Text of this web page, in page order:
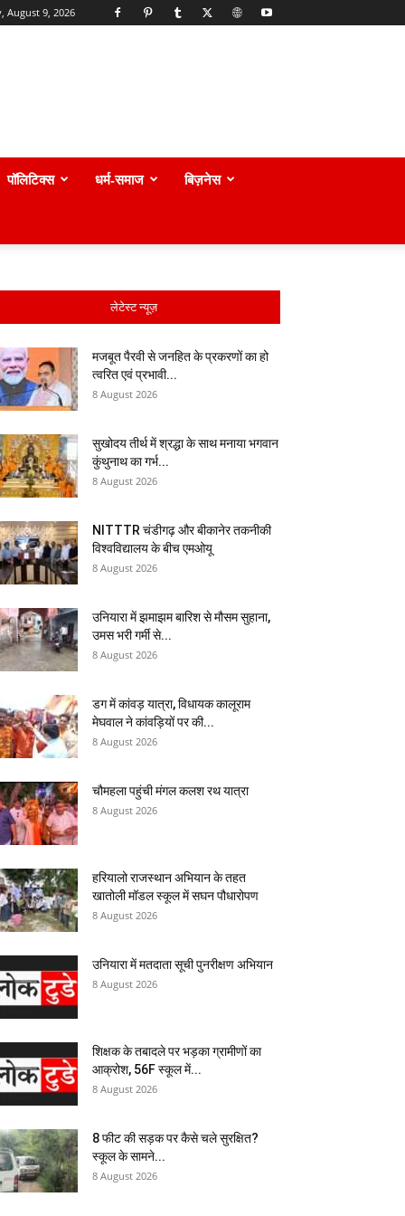
August 9, 2026
पॉलिटिक्स धर्म-समाज बिज़नेस
लेटेस्ट न्यूज़
मजबूत पैरवी से जनहित के प्रकरणों का हो
त्वरित एवं प्रभावी...
8 August 2026
सुखोदय तीर्थ में श्रद्धा के साथ मनाया भगवान
कुंथुनाथ का गर्भ...
8 August 2026
NITTTR चंडीगढ़ और बीकानेर तकनीकी
विश्वविद्यालय के बीच एमओयू
8 August 2026
उनियारा में झमाझम बारिश से मौसम सुहाना,
उमस भरी गर्मी से...
8 August 2026
डग में कांवड़ यात्रा, विधायक कालूराम
मेघवाल ने कांवड़ियों पर की...
8 August 2026
चौमहला पहुंची मंगल कलश रथ यात्रा
8 August 2026
हरियालो राजस्थान अभियान के तहत
खातोली मॉडल स्कूल में सघन पौधारोपण
8 August 2026
उनियारा में मतदाता सूची पुनरीक्षण अभियान
8 August 2026
शिक्षक के तबादले पर भड़का ग्रामीणों का
आक्रोश, 56F स्कूल में...
8 August 2026
8 फीट की सड़क पर कैसे चले सुरक्षित?
स्कूल के सामने...
8 August 2026